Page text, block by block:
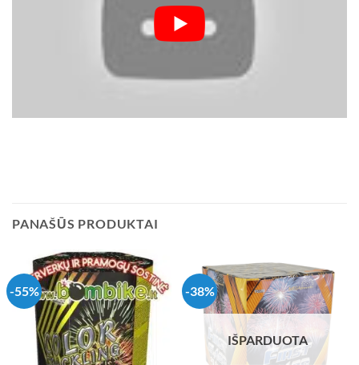
PANAŠŪS PRODUKTAI
-55% -38%
IŠPARDUOTA